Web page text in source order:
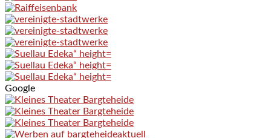
Google